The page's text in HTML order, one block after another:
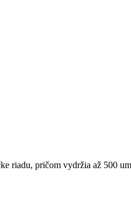
riadu, pričom vydržia až 500